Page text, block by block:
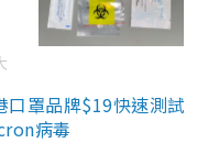
口罩品牌$19快速測試
病毒